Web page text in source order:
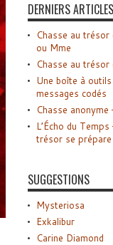
DERNIERS ARTICLES
Chasse au
ou Mme
Chasse au
Une boîte à
messages codés
Chasse
L’Écho du
trésor se prépare
SUGGESTIONS
Mysteriosa
Exkalibur
Carine Diamond